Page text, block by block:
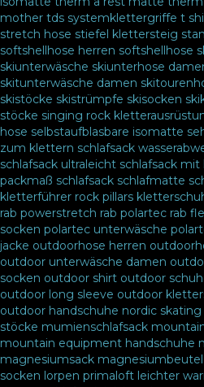
mother tds systemklettergriffe t
stretch hose stiefel klettersteig
softshellhose herren softshellhose
skiunterwäsche skiunterhose
skitunterwäsche damen
skistöcke skistrümpfe skisocken
stöcke singing rock
hose selbstaufblasbare isomatte
zum klettern schlafsack
schlafsack ultraleicht schlafsack mit
packmaß schlafsack schlafmatte
kletterführer rock pillars
rab powerstretch rab polartec rab
socken polartec unterwäsche
jacke outdoorhose herren
outdoor unterwäsche damen
socken outdoor shirt outdoor
outdoor long sleeve outdoor
outdoor handschuhe nordic
stöcke mumienschlafsack
mountain equipment handschuhe
magnesiumsack magnesiumbeutel
socken lorpen primaloft leichter